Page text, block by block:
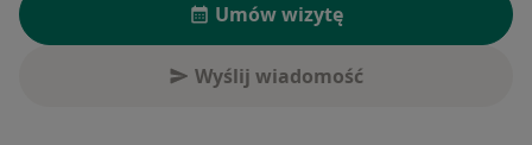
Umów wizytę
Wyślij wiadomość